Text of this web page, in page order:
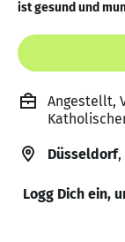
ist gesund und
Angestellt,
Düsseldorf,
Logg Dich ein,